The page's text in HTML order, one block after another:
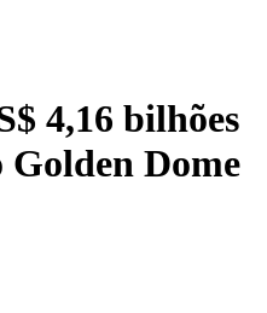
4,16 bilhões
Golden Dome